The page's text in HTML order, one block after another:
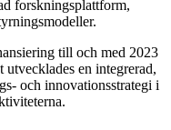
forskningsplattform,
till och med 2023
en integrerad,
och innovationsstrategi i